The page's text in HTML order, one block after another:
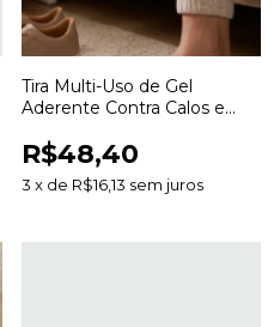
Tira Multi-Uso de Gel
Aderente Contra Calos e
Ortho Pauher
R$48,40
3 x de R$16,13 sem juros